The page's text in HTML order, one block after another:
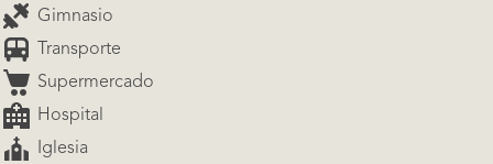
Gimnasio
Transporte
Supermercado
Hospital
Iglesia